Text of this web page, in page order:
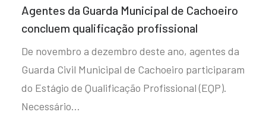
Agentes da Guarda Municipal de Cachoeiro
concluem qualificação profissional
De novembro a dezembro deste ano, agentes da
Guarda Civil Municipal de Cachoeiro participaram
do Estágio de Qualificação Profissional (EQP).
Necessário…